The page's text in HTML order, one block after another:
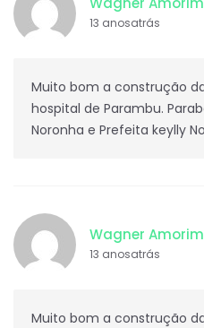
13 anosatrás
Muito bom a construção
hospital de Parambu.
Noronha e Prefeita keylly
Wagner Amorim
13 anosatrás
Muito bom a construção